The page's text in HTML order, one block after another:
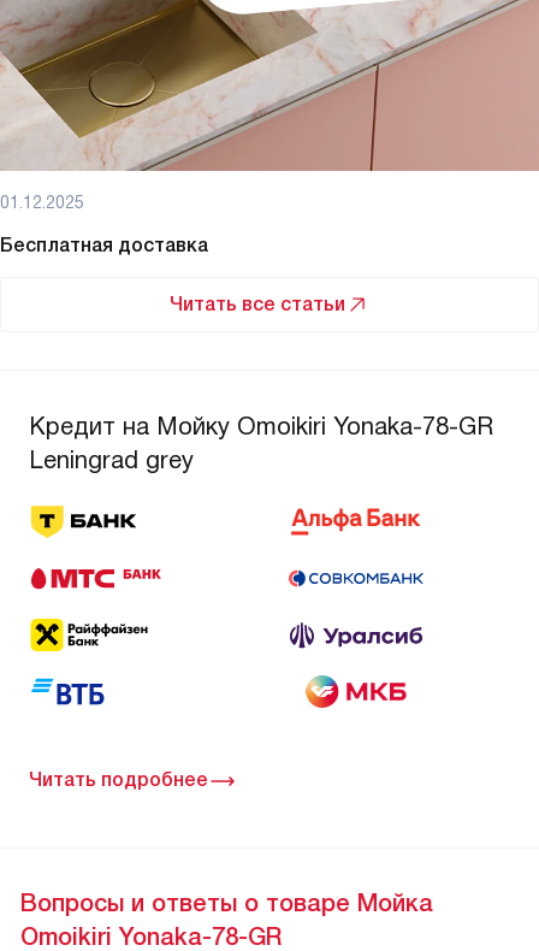
01.12.2025
Бесплатная доставка
Читать все статьи
Кредит на Мойку Omoikiri Yonaka-78-GR
Leningrad grey
Читать подробнее
Вопросы и ответы о товаре Мойка
Omoikiri Yonaka-78-GR